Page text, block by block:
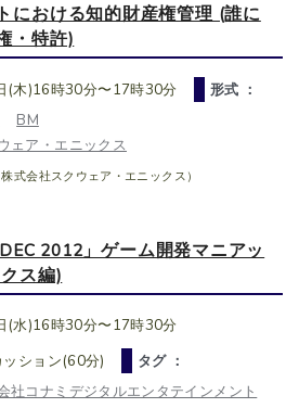
における知的財産権管理 (誰に
・特許)
(木)16時30分〜17時30分
形式 ：
BM
ェア・エニックス
株式会社スクウェア・エニックス）
2012」ゲーム開発マニアッ
ス編)
(水)16時30分〜17時30分
ション(60分)
タグ ：
社コナミデジタルエンタテインメント